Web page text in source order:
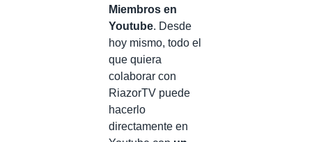
Miembros en
Youtube. Desde
hoy mismo, todo el
que quiera
colaborar con
RiazorTV puede
hacerlo
directamente en